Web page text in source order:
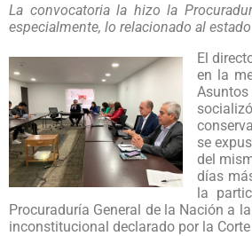
La convocatoria la hizo la
especialmente, lo relacionado al
El
en la
Asuntos
se
del
días
la
Procuraduría General de la Nación a
inconstitucional declarado por la